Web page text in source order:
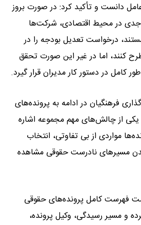
دانست و تأکید کرد: در صورت بروز
در محیط اقتصادی، شرکت‌ها
درخواست تعدیل بودجه را در
کنند، اما در غیر این صورت تحقق
کامل در دستور کار مدیران قرار گیرد.
فرهنگیان در ادامه به پرونده‌های
از چالش‌های مهم مجموعه اشاره
مواردی از بی تفاوتی، انتخاب
مسیرهای نادرست حقوقی مشاهده
فهرست کامل پرونده‌های حقوقی
و مسیر رسیدگی، وکیل پرونده،